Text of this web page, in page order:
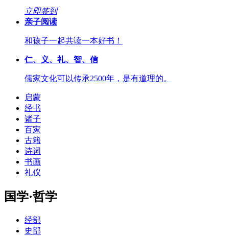
立即签到
亲子阅读
和孩子一起共读一本好书！
仁、义、礼、智、信
儒家文化可以传承2500年，是有道理的。
启蒙
经书
诸子
百家
古籍
诗词
书画
礼仪
国学·哲学
经部
史部